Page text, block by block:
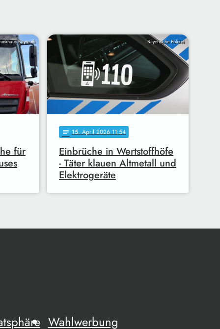
Bayreuth
für
Bayerische Polizei
notes 15. April 2026 11:54
Einbrüche in Wertstoffhöfe
- Täter klauen Altmetall und
Elektrogeräte
Wahlwerbung